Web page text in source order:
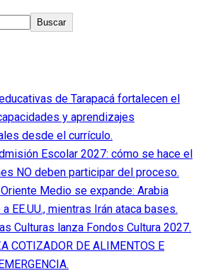
Buscar
de Tarapacá fortalecen el
y aprendizajes
desde el currículo.
Escolar 2027: cómo se hace el
NO deben participar del proceso.
Medio se expande: Arabia
EE.UU., mientras Irán ataca bases.
Culturas lanza Fondos Cultura 2027.
COTIZADOR DE ALIMENTOS E